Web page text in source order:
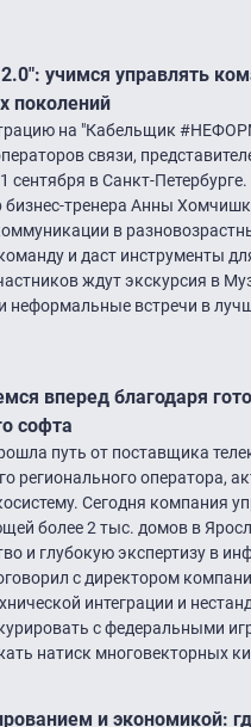
учимся управлять
поколений
на "Кабельщик
связи,
сентября в Санкт-
бизнес-тренера Анны
в
и даст инструменты
ждут экскурсия в
неформальные встречи в
вперед благодаря
софта
путь от поставщика
регионального оператора,
Сегодня компания
более 2 тыс. домов в
и глубокую экспертизу в
с директором
интеграции и
с федеральными
натиск многовекторных
и экономикой: